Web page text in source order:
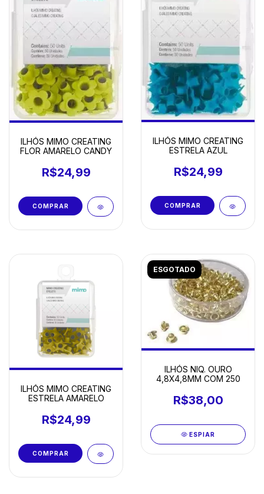
ILHÓS MIMO CREATING
FLOR AMARELO CANDY
R$24,99
ILHÓS MIMO CREATING
ESTRELA AZUL
R$24,99
ILHÓS MIMO CREATING
ESTRELA AMARELO
R$24,99
ESGOTADO
ILHÓS NIQ. OURO
4,8X4,8MM COM 250
R$38,00
ESPIAR